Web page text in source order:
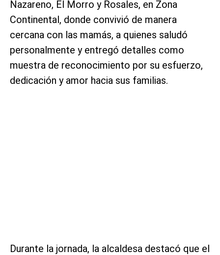
Nazareno, El Morro y Rosales, en Zona
Continental, donde convivió de manera
cercana con las mamás, a quienes saludó
personalmente y entregó detalles como
muestra de reconocimiento por su esfuerzo,
dedicación y amor hacia sus familias.
Durante la jornada, la alcaldesa destacó que el